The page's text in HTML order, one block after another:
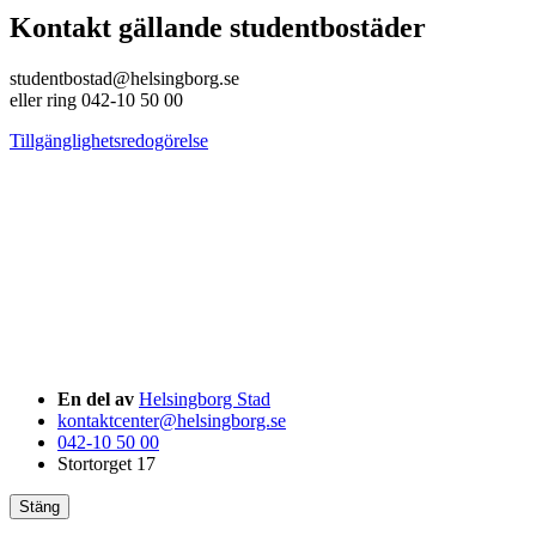
Kontakt gällande studentbostäder
studentbostad@helsingborg.se
eller ring 042-10 50 00
Tillgänglighetsredogörelse
En del av Helsingborg Stad
kontaktcenter@helsingborg.se
042-10 50 00
Stortorget 17
Stäng